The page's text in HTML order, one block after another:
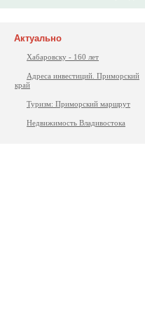
Актуально
Хабаровску - 160 лет
Адреса инвестиций. Приморский
край
Туризм: Приморский маршрут
Недвижимость Владивостока